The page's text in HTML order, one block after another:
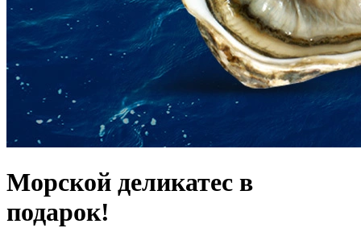
Морской деликатес в
подарок!